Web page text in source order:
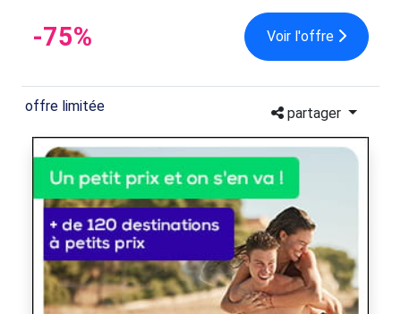
-75% Voir l'offre
offre limitée partager